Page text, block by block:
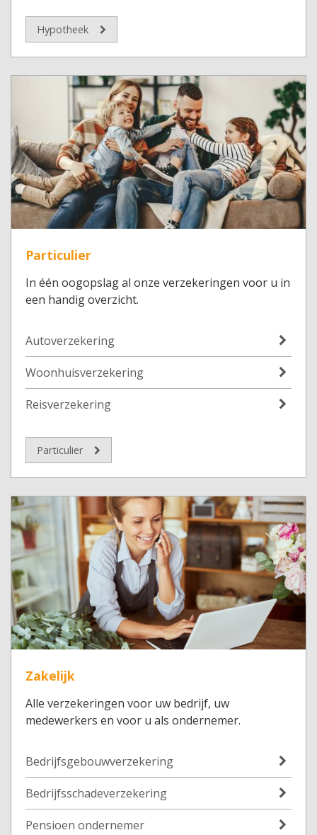
Hypotheek
Particulier
In één oogopslag al onze verzekeringen voor u in
een handig overzicht.
Autoverzekering
Woonhuisverzekering
Reisverzekering
Particulier
Zakelijk
Alle verzekeringen voor uw bedrijf, uw
medewerkers en voor u als ondernemer.
Bedrijfsgebouwverzekering
Bedrijfsschadeverzekering
Pensioen ondernemer